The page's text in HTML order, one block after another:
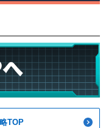
TOP